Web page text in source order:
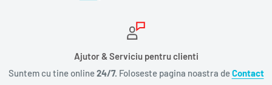
Ajutor & Serviciu pentru clienti
Suntem cu tine online24/7. Foloseste pagina noastra deContact